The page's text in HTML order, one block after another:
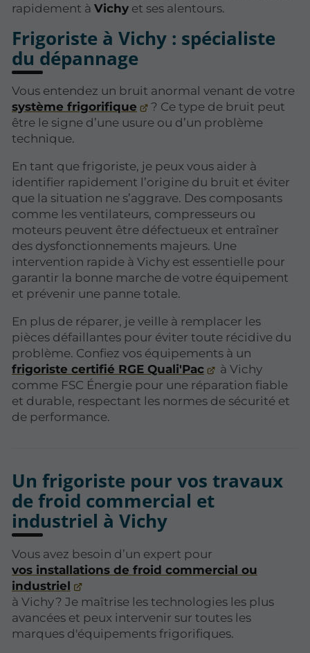
rapidement à Vichy et ses alentours.
Frigoriste à Vichy : spécialiste
du dépannage
Vous entendez un bruit anormal venant de votre
système frigorifique
? Ce type de bruit peut
être le signe d’une usure ou d’un problème
technique.
En tant que frigoriste, je peux vous aider à
identifier rapidement l’origine du bruit et éviter
que la situation ne s’aggrave. Des composants
comme les ventilateurs, compresseurs ou
moteurs peuvent être défectueux et entraîner
des dysfonctionnements majeurs. Une
intervention rapide à Vichy est essentielle pour
garantir la bonne marche de votre équipement
et prévenir une panne totale.
En plus de réparer, je veille à remplacer les
pièces défaillantes pour éviter toute récidive du
problème. Confiez vos équipements à un
frigoriste certifié RGE Quali'Pac
à Vichy
comme FSC Énergie pour une réparation fiable
et durable, respectant les normes de sécurité et
de performance.
Un frigoriste pour vos travaux
de froid commercial et
industriel à Vichy
Vous avez besoin d’un expert pour
vos installations de froid commercial ou
industriel
à Vichy ? Je maîtrise les technologies les plus
avancées et peux intervenir sur toutes les
marques d'équipements frigorifiques.